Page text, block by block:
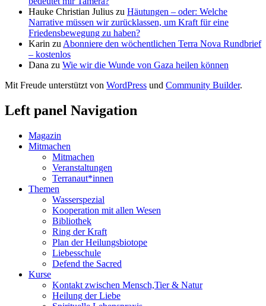
Hauke Christian Julius zu Häutungen – oder: Welche
Narrative müssen wir zurücklassen, um Kraft für eine
Friedensbewegung zu haben?
Karin zu Abonniere den wöchentlichen Terra Nova Rundbrief
– kostenlos
Dana zu Wie wir die Wunde von Gaza heilen können
Mit Freude unterstützt von WordPress und Community Builder.
Left panel Navigation
Magazin
Mitmachen
Mitmachen
Veranstaltungen
Terranaut*innen
Themen
Wasserspezial
Kooperation mit allen Wesen
Bibliothek
Ring der Kraft
Plan der Heilungsbiotope
Liebesschule
Defend the Sacred
Kurse
Kontakt zwischen Mensch,Tier & Natur
Heilung der Liebe